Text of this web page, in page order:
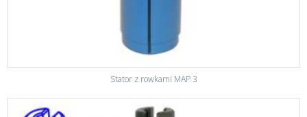
Stator z rowkami MAP 3